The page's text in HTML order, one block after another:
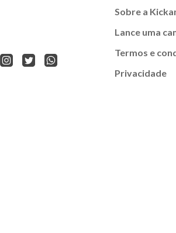
Sobre a
Lance uma
Termos e
Privacidade